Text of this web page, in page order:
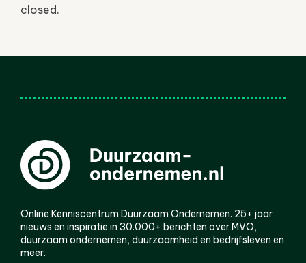
closed.
Online Kenniscentrum Duurzaam Ondernemen. 25+ jaar
nieuws en inspiratie in 30.000+ berichten over MVO,
duurzaam ondernemen, duurzaamheid en bedrijfsleven en
meer.